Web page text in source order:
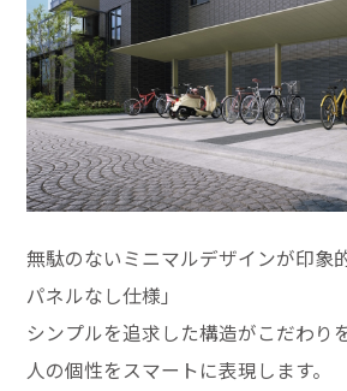
無駄のないミニマルデザインが印
パネルなし仕様」
シンプルを追求した構造がこだわり
人の個性をスマートに表現します。